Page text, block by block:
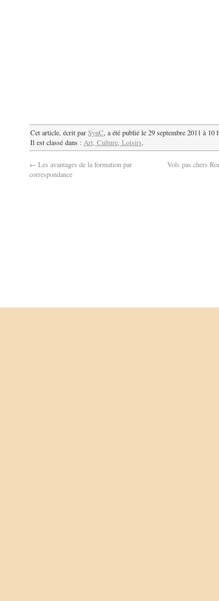
Cet article, écrit parSynC, a été publié le 29 septembre 2011 à 10
Il est classé dans : Art, Culture, Loisirs.
← Les avantages de la formation par
correspondance
Vols pas chers